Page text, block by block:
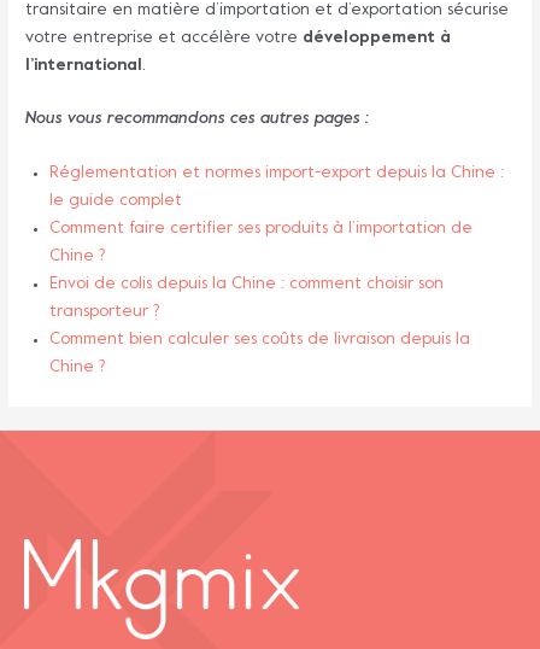
transitaire en matière d’importation et d’exportation sécurise
votre entreprise et accélère votre développement à
l’international
Nous vous recommandons ces autres pages :
Réglementation et normes import-export depuis la Chine :
le guide complet
Comment faire certifier ses produits à l’importation de
Chine ?
Envoi de colis depuis la Chine : comment choisir son
transporteur ?
Comment bien calculer ses coûts de livraison depuis la
Chine ?